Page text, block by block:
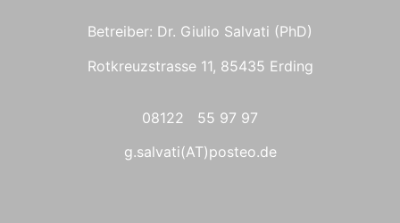
Betreiber: Dr. Giulio Salvati (PhD)
Rotkreuzstrasse 11, 85435 Erding
08122 55 97 97
g.salvati(AT)posteo.de